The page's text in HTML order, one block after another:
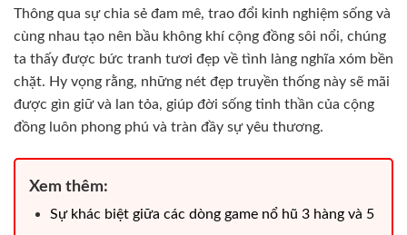
Thông qua sự chia sẻ đam mê, trao đổi kinh nghiệm sống và
cùng nhau tạo nên bầu không khí cộng đồng sôi nổi, chúng
ta thấy được bức tranh tươi đẹp về tình làng nghĩa xóm bền
chặt. Hy vọng rằng, những nét đẹp truyền thống này sẽ mãi
được gìn giữ và lan tỏa, giúp đời sống tinh thần của cộng
đồng luôn phong phú và tràn đầy sự yêu thương.
Xem thêm:
Sự khác biệt giữa các dòng game nổ hũ 3 hàng và 5